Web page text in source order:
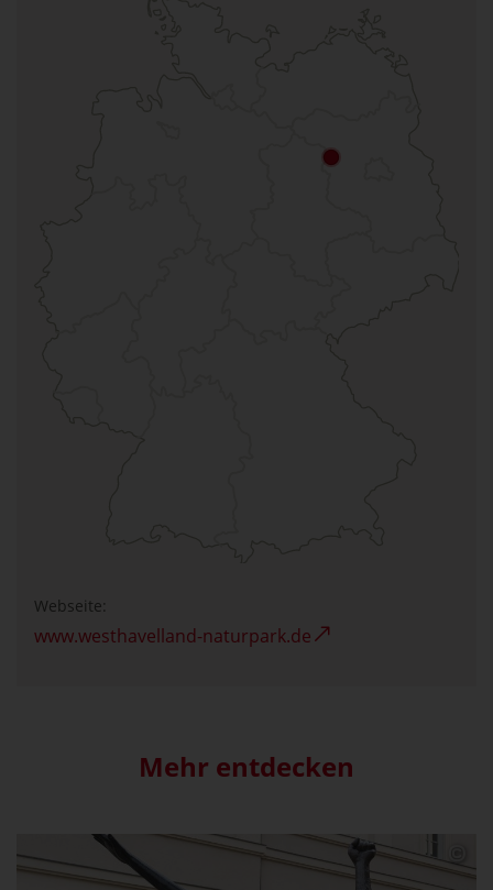
Webseite:
www.westhavelland-naturpark.de
Mehr entdecken